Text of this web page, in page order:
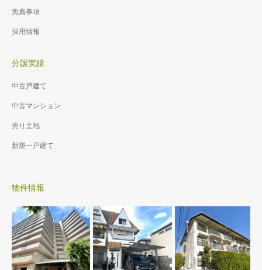
免責事項
採用情報
分譲実績
中古戸建て
中古マンション
売り土地
新築一戸建て
物件情報